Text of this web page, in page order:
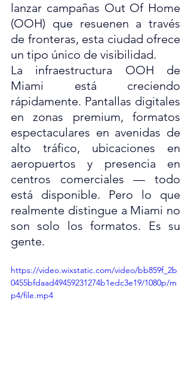
lanzar campañas Out Of Home
(OOH) que resuenen a través
de fronteras, esta ciudad ofrece
un tipo único de visibilidad.
La infraestructura OOH de
Miami está creciendo
rápidamente. Pantallas digitales
en zonas premium, formatos
espectaculares en avenidas de
alto tráfico, ubicaciones en
aeropuertos y presencia en
centros comerciales — todo
está disponible. Pero lo que
realmente distingue a Miami no
son solo los formatos. Es su
gente.
https://video.wixstatic.com/video/bb859f_2b
0455bfdaad49459231274b1edc3e19/1080p/m
p4/file.mp4